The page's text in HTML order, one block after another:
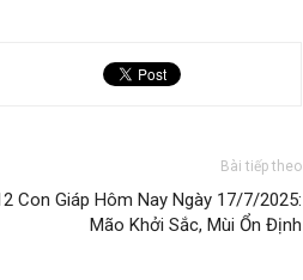
Bài tiếp theo
Con Giáp Hôm Nay Ngày 17/7/2025:
Mão Khởi Sắc, Mùi Ổn Định